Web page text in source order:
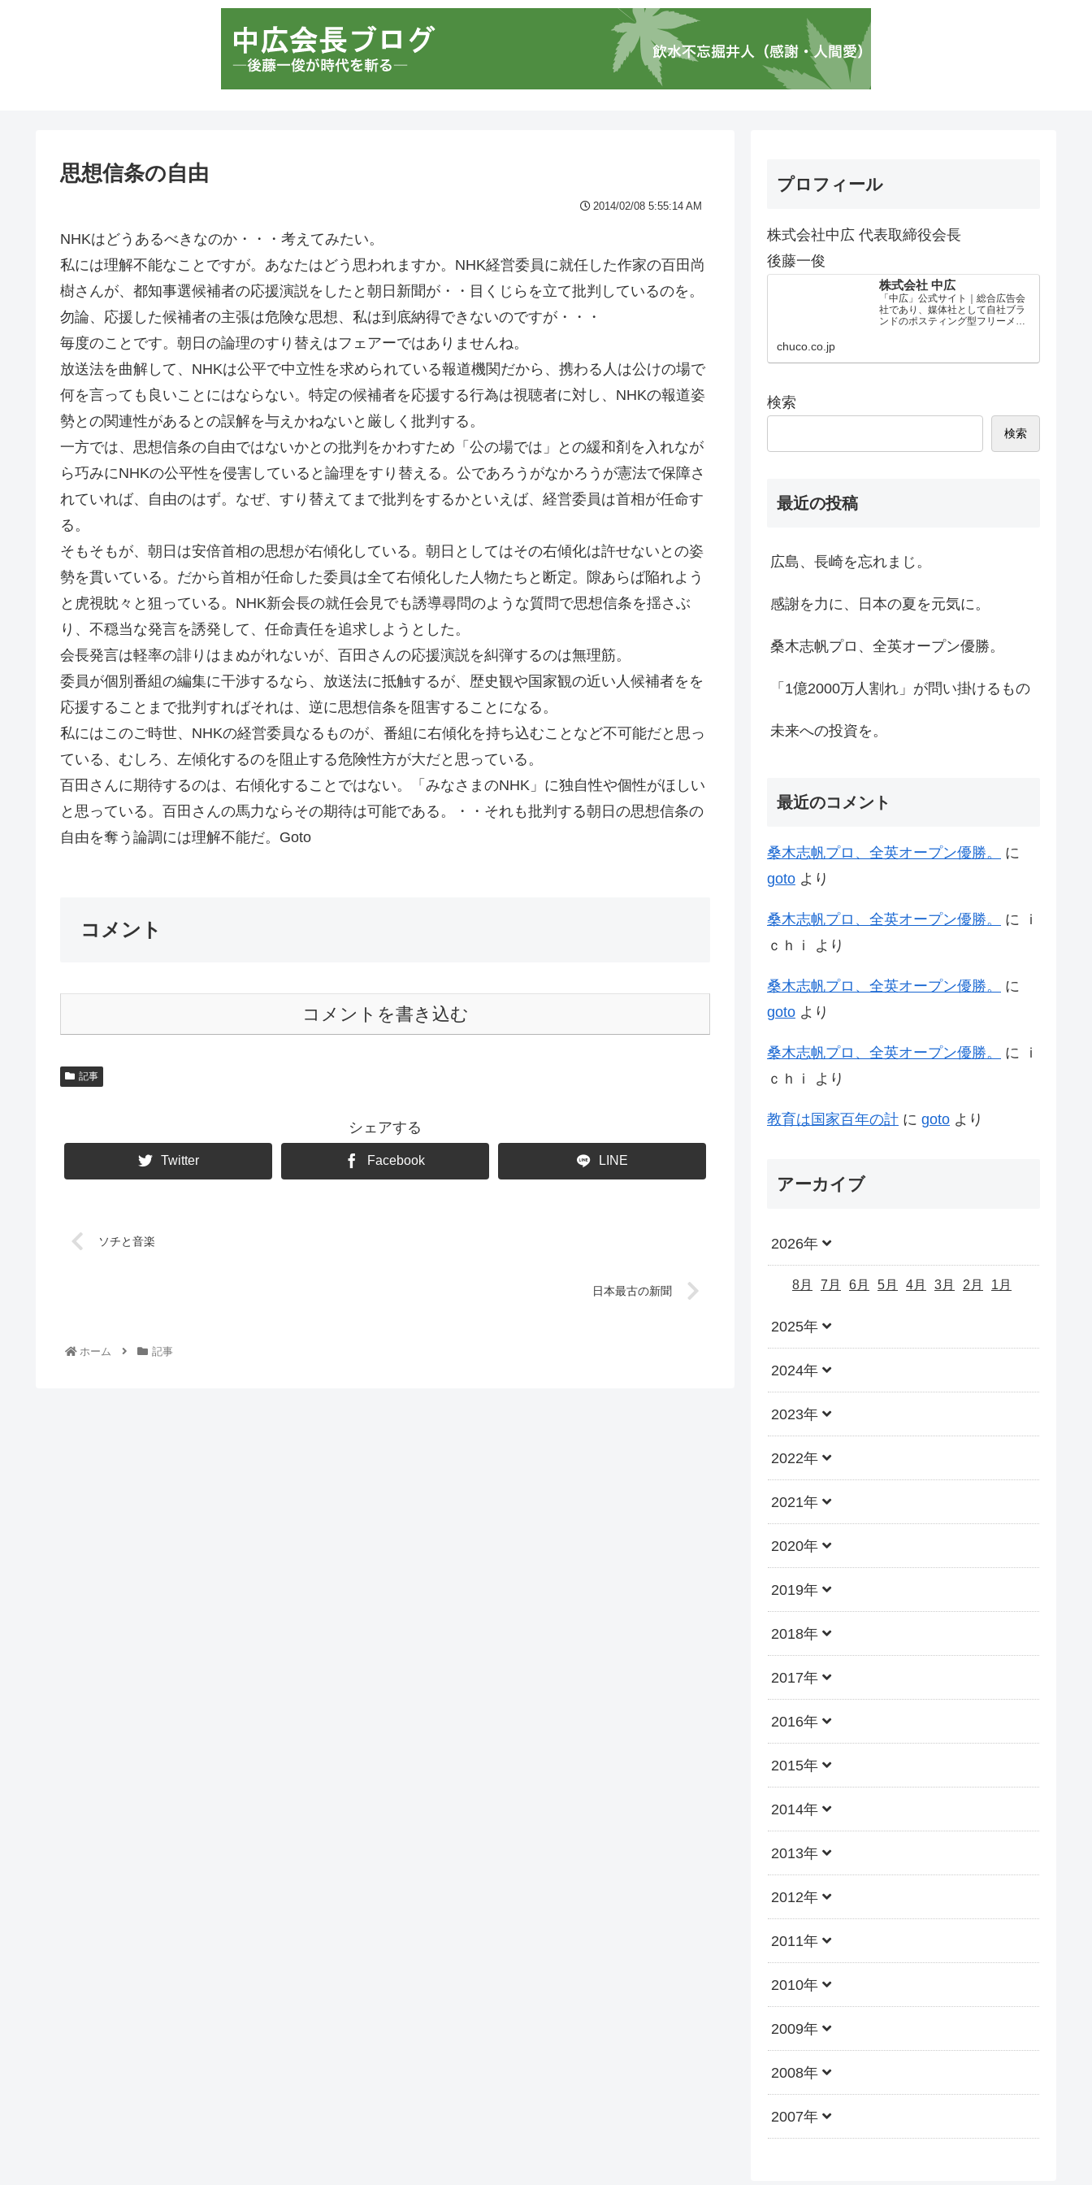
思想信条の自由
2014/02/08 5:55:14 AM
NHKはどうあるべきなのか・・・考えてみたい。
私には理解不能なことですが。あなたはどう思われますか。NHK経営委員に就任した作家の百田尚
樹さんが、都知事選候補者の応援演説をしたと朝日新聞が・・目くじらを立て批判しているのを。
勿論、応援した候補者の主張は危険な思想、私は到底納得できないのですが・・・
毎度のことです。朝日の論理のすり替えはフェアーではありませんね。
放送法を曲解して、NHKは公平で中立性を求められている報道機関だから、携わる人は公けの場で
何を言っても良いことにはならない。特定の候補者を応援する行為は視聴者に対し、NHKの報道姿
勢との関連性があるとの誤解を与えかねないと厳しく批判する。
一方では、思想信条の自由ではないかとの批判をかわすため「公の場では」との緩和剤を入れなが
ら巧みにNHKの公平性を侵害していると論理をすり替える。公であろうがなかろうが憲法で保障さ
れていれば、自由のはず。なぜ、すり替えてまで批判をするかといえば、経営委員は首相が任命す
る。
そもそもが、朝日は安倍首相の思想が右傾化している。朝日としてはその右傾化は許せないとの姿
勢を貫いている。だから首相が任命した委員は全て右傾化した人物たちと断定。隙あらば陥れよう
と虎視眈々と狙っている。NHK新会長の就任会見でも誘導尋問のような質問で思想信条を揺さぶ
り、不穏当な発言を誘発して、任命責任を追求しようとした。
会長発言は軽率の誹りはまぬがれないが、百田さんの応援演説を糾弾するのは無理筋。
委員が個別番組の編集に干渉するなら、放送法に抵触するが、歴史観や国家観の近い人候補者をを
応援することまで批判すればそれは、逆に思想信条を阻害することになる。
私にはこのご時世、NHKの経営委員なるものが、番組に右傾化を持ち込むことなど不可能だと思っ
ている、むしろ、左傾化するのを阻止する危険性方が大だと思っている。
百田さんに期待するのは、右傾化することではない。「みなさまのNHK」に独自性や個性がほしい
と思っている。百田さんの馬力ならその期待は可能である。・・それも批判する朝日の思想信条の
自由を奪う論調には理解不能だ。Goto
コメント
コメントを書き込む
記事
シェアする
Twitter Facebook LINE
ソチと音楽
日本最古の新聞
ホーム 記事
プロフィール
株式会社中広 代表取締役会長
後藤一俊
株式会社 中広
「中広」公式サイト｜総合広告会
社であり、媒体社として自社ブラ
ンドのポスティング型フリーメデ
chuco.co.jp
検索
検索
最近の投稿
広島、長崎を忘れまじ。
感謝を力に、日本の夏を元気に。
桑木志帆プロ、全英オープン優勝。
「1億2000万人割れ」が問い掛けるもの
未来への投資を。
最近のコメント
桑木志帆プロ、全英オープン優勝。
に
goto より
桑木志帆プロ、全英オープン優勝。 に
ｉ
ｃｈｉ
より
桑木志帆プロ、全英オープン優勝。
に
goto より
桑木志帆プロ、全英オープン優勝。 に
ｉ
ｃｈｉ
より
教育は国家百年の計 に goto より
アーカイブ
2026年
8月 7月 6月 5月 4月 3月 2月 1月
2025年
2024年
2023年
2022年
2021年
2020年
2019年
2018年
2017年
2016年
2015年
2014年
2013年
2012年
2011年
2010年
2009年
2008年
2007年